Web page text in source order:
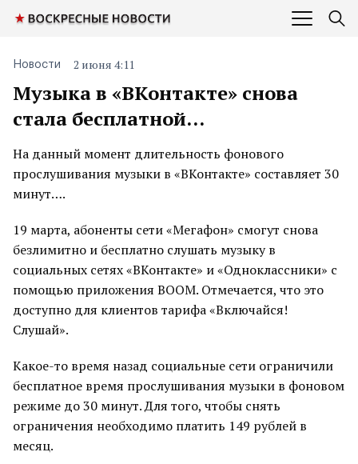
Музыка в «ВКонтакте» снова
стала бесплатной…
Новости 2 июня 4:11
На данный момент длительность фонового
прослушивания музыки в «ВКонтакте» составляет 30
минут….
19 марта, абоненты сети «Мегафон» смогут снова
безлимитно и бесплатно слушать музыку в
социальных сетях «ВКонтакте» и «Одноклассники» с
помощью приложения BOOM. Отмечается, что это
доступно для клиентов тарифа «Включайся!
Слушай».
Какое-то время назад социальные сети ограничили
бесплатное время прослушивания музыки в фоновом
режиме до 30 минут. Для того, чтобы снять
ограничения необходимо платить 149 рублей в
месяц.